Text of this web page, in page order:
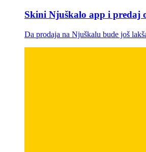
Skini Njuškalo app i predaj
Da prodaja na Njuškalu bude još